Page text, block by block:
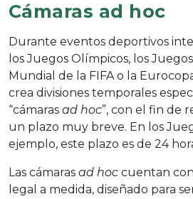
Cámaras ad hoc
Durante eventos deportivos
los Juegos Olímpicos, los
Mundial de la FIFA o la
crea divisiones temporales
“cámaras ad hoc”, con el fin de
un plazo muy breve. En los
ejemplo, este plazo es de 24
Las cámaras ad hoc cuentan
legal a medida, diseñado para